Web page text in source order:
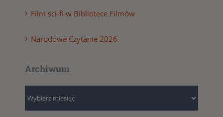
Film sci-fi w Bibliotece Filmów
Narodowe Czytanie 2026
Archiwum